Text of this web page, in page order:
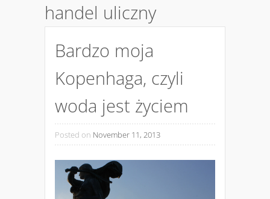
handel uliczny
Bardzo moja
Kopenhaga, czyli
woda jest życiem
Posted on November 11, 2013